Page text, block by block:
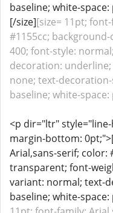
baseline; white-
[/size][size= 11pt;
#1155cc;
400; font-style:
decoration:
none; text-
baseline; white-
<p dir="ltr"
margin-bottom:
Arial,sans-serif; color:
transparent; font-
variant: normal; text-
baseline; white-